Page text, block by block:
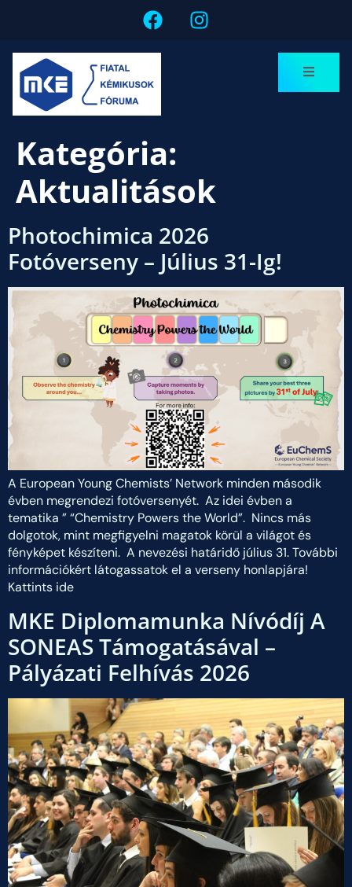
Kategória:
Aktualitások
Photochimica 2026
Fotóverseny – Július 31-Ig!
A European Young Chemists’ Network minden második
évben megrendezi fotóversenyét. Az idei évben a
tematika ” “Chemistry Powers the World”. Nincs más
dolgotok, mint megfigyelni magatok körül a világot és
fényképet készíteni. A nevezési határidő július 31. További
információkért látogassatok el a verseny honlapjára!
Kattints ide
MKE Diplomamunka Nívódíj A
SONEAS Támogatásával –
Pályázati Felhívás 2026